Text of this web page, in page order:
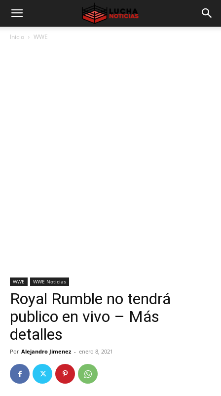
Inicio WWE
WWE WWE Noticias
Royal Rumble no tendrá
publico en vivo – Más
detalles
Por Alejandro Jimenez - enero 8, 2021